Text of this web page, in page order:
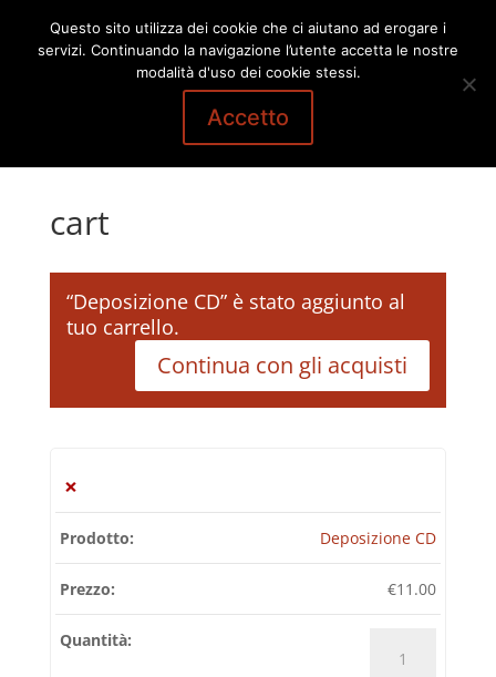
cart
“Deposizione CD” è stato aggiunto al
tuo carrello.
Continua con gli acquisti
×
Deposizione CD
€11.00
Questo sito utilizza dei cookie che ci aiutano ad erogare i
servizi. Continuando la navigazione l’utente accetta le nostre
modalità d'uso dei cookie stessi.
Accetto